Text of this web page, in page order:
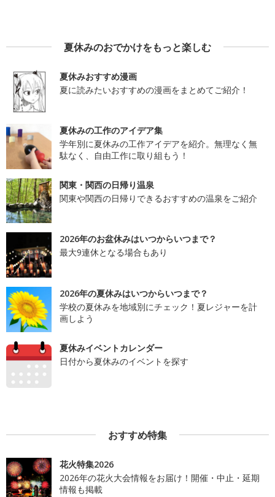
夏休みのおでかけをもっと楽しむ
夏休みおすすめ漫画
夏に読みたいおすすめの漫画をまとめてご紹介！
夏休みの工作のアイデア集
学年別に夏休みの工作アイデアを紹介。無理なく無
駄なく、自由工作に取り組もう！
関東・関西の日帰り温泉
関東や関西の日帰りできるおすすめの温泉をご紹介
2026年のお盆休みはいつからいつまで？
最大9連休となる場合もあり
2026年の夏休みはいつからいつまで？
学校の夏休みを地域別にチェック！夏レジャーを計
画しよう
夏休みイベントカレンダー
日付から夏休みのイベントを探す
おすすめ特集
花火特集2026
2026年の花火大会情報をお届け！開催・中止・延期
情報も掲載